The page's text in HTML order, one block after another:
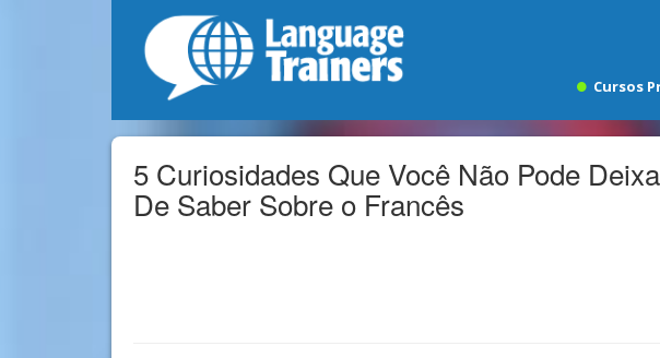
Cursos
5 Curiosidades Que Você Não Pode
De Saber Sobre o Francês